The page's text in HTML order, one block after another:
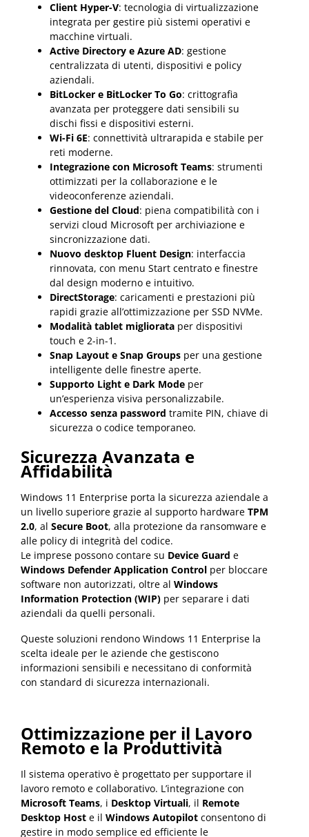
Client Hyper-V: tecnologia di virtualizzazione
integrata per gestire più sistemi operativi e
macchine virtuali.
Active Directory e Azure AD: gestione
centralizzata di utenti, dispositivi e policy
aziendali.
BitLocker e BitLocker To Go: crittografia
avanzata per proteggere dati sensibili su
dischi fissi e dispositivi esterni.
Wi-Fi 6E: connettività ultrarapida e stabile per
reti moderne.
Integrazione con Microsoft Teams: strumenti
ottimizzati per la collaborazione e le
videoconferenze aziendali.
Gestione del Cloud: piena compatibilità con i
servizi cloud Microsoft per archiviazione e
sincronizzazione dati.
Nuovo desktop Fluent Design: interfaccia
rinnovata, con menu Start centrato e finestre
dal design moderno e intuitivo.
DirectStorage: caricamenti e prestazioni più
rapidi grazie all’ottimizzazione per SSD NVMe.
Modalità tablet migliorata per dispositivi
touch e 2-in-1.
Snap Layout e Snap Groups per una gestione
intelligente delle finestre aperte.
Supporto Light e Dark Mode per
un’esperienza visiva personalizzabile.
Accesso senza password tramite PIN, chiave di
sicurezza o codice temporaneo.
Sicurezza Avanzata e
Affidabilità
Windows 11 Enterprise porta la sicurezza aziendale a
un livello superiore grazie al supporto hardware TPM
2.0, al Secure Boot, alla protezione da ransomware e
alle policy di integrità del codice.
Le imprese possono contare su Device Guard e
Windows Defender Application Control per bloccare
software non autorizzati, oltre al Windows
Information Protection (WIP) per separare i dati
aziendali da quelli personali.
Queste soluzioni rendono Windows 11 Enterprise la
scelta ideale per le aziende che gestiscono
informazioni sensibili e necessitano di conformità
con standard di sicurezza internazionali.
Ottimizzazione per il Lavoro
Remoto e la Produttività
Il sistema operativo è progettato per supportare il
lavoro remoto e collaborativo. L’integrazione con
Microsoft Teams, i Desktop Virtuali, il Remote
Desktop Host e il Windows Autopilot consentono di
gestire in modo semplice ed efficiente le